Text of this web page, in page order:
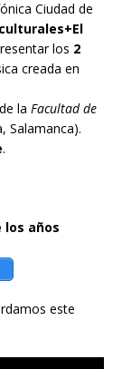
Ciudad de
los 2
creada en
la Facultad de
Salamanca).
.
los años
este